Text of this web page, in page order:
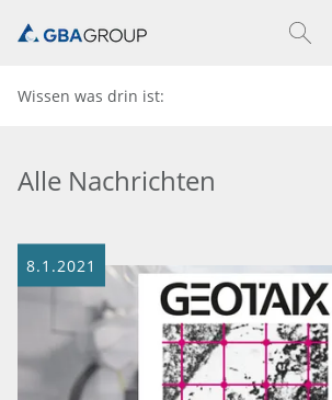
Wissen was drin ist:
Alle Nachrichten
8.1.2021